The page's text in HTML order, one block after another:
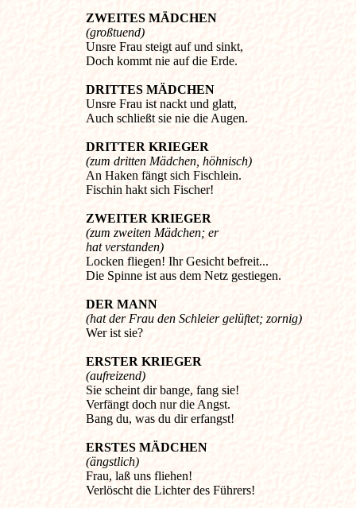
ZWEITES MÄDCHEN
(großtuend)
Unsre Frau steigt auf und sinkt,
Doch kommt nie auf die Erde.
DRITTES MÄDCHEN
Unsre Frau ist nackt und glatt,
Auch schließt sie nie die Augen.
DRITTER KRIEGER
(zum dritten Mädchen, höhnisch)
An Haken fängt sich Fischlein.
Fischin hakt sich Fischer!
ZWEITER KRIEGER
(zum zweiten Mädchen; er
hat verstanden)
Locken fliegen! Ihr Gesicht befreit...
Die Spinne ist aus dem Netz gestiegen.
DER MANN
(hat der Frau den Schleier gelüftet; zornig)
Wer ist sie?
ERSTER KRIEGER
(aufreizend)
Sie scheint dir bange, fang sie!
Verfängt doch nur die Angst.
Bang du, was du dir erfangst!
ERSTES MÄDCHEN
(ängstlich)
Frau, laß uns fliehen!
Verlöscht die Lichter des Führers!